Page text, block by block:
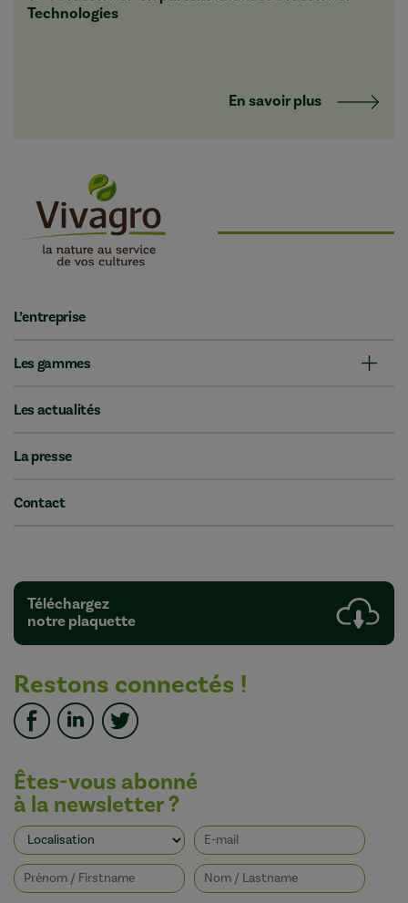
Technologies
En savoir plus
L’entreprise
Les gammes
Les actualités
La presse
Contact
Téléchargez
notre plaquette
Restons connectés !
Êtes-vous abonné
à la newsletter ?